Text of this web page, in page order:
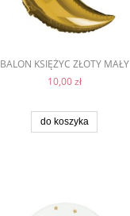
BALON KSIĘŻYC ZŁOTY MAŁY
10,00 zł
do koszyka